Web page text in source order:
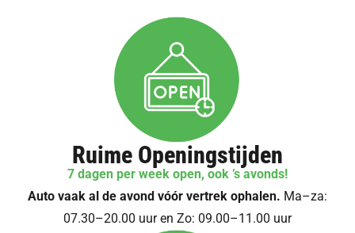
Ruime Openingstijden
7 dagen per week open, ook ’s avonds!
Auto vaak al de avond vóór vertrek ophalen. Ma–za:
07.30–20.00 uur en Zo: 09.00–11.00 uur